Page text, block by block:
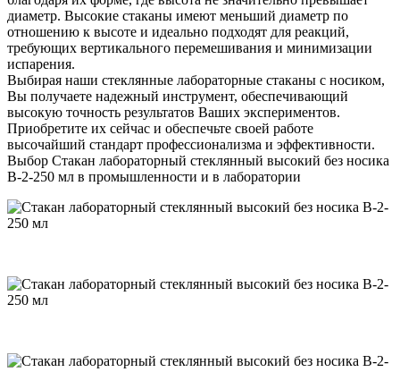
диаметр. Высокие стаканы имеют меньший диаметр по
отношению к высоте и идеально подходят для реакций,
требующих вертикального перемешивания и минимизации
испарения.
Выбирая наши стеклянные лабораторные стаканы с носиком,
Вы получаете надежный инструмент, обеспечивающий
высокую точность результатов Ваших экспериментов.
Приобретите их сейчас и обеспечьте своей работе
высочайший стандарт профессионализма и эффективности.
Выбор Стакан лабораторный стеклянный высокий без носика
В-2-250 мл в промышленности и в лаборатории